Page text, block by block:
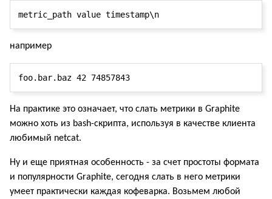
например
На практике это означает, что слать метрики в Graphite
можно хоть из bash-скрипта, используя в качестве клиента
любимый netcat.
Ну и еще приятная особенность - за счет простоты формата
и популярности Graphite, сегодня слать в него метрики
умеет практически каждая кофеварка. Возьмем любой